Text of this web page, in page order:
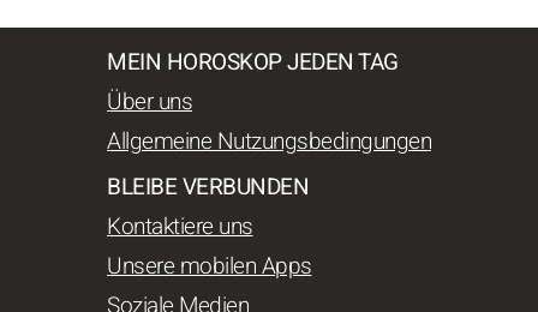
MEIN HOROSKOP JEDEN TAG
Über uns
Allgemeine Nutzungsbedingungen
BLEIBE VERBUNDEN
Kontaktiere uns
Unsere mobilen Apps